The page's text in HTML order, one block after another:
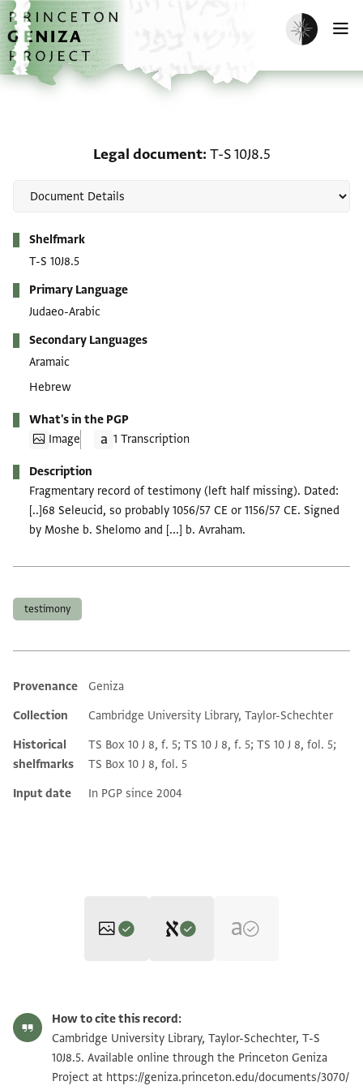
Skip to main content
home
Enable dark
Legal document T-S 10J8.5
Shelfmark
T-S 10J8.5
Primary Language
Judaeo-Arabic
Secondary Languages
Aramaic
Hebrew
What's in the PGP
Image
1 Transcription
Description
Fragmentary record of testimony (left half missing). Dated:
[..]68 Seleucid, so probably 1056/57 CE or 1156/57 CE. Signed
by Moshe b. Shelomo and [...] b. Avraham.
testimony
Additional metadata
Provenance
Geniza
Collection
Cambridge University Library, Taylor-Schechter
Historical
shelfmarks
TS Box 10 J 8, f. 5; TS 10 J 8, f. 5; TS 10 J 8, fol. 5;
TS Box 10 J 8, fol. 5
Input date
In PGP since 2004
S. D. Goitein's unpublished edition (1950–85).
. . . . . . . . . . . . . . . . ] חדש [
. . . . . . . . . . . . . ] כרהא ראס . [
שנין לשטרות לתהוי רשאה [
T-S 10J8.5 1v Zoom and Rotate
Image Permissions Statement
How to cite this record:
Cambridge University Library, Taylor-Schechter, T-S
10J8.5. Available online through the Princeton Geniza
Project at https://geniza.princeton.edu/documents/3070/